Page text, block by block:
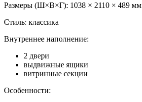
Размеры (Ш×В×Г): 1038 × 2110 × 489 мм
Стиль: классика
Внутреннее наполнение:
2 двери
выдвижные ящики
витринные секции
Особенности: